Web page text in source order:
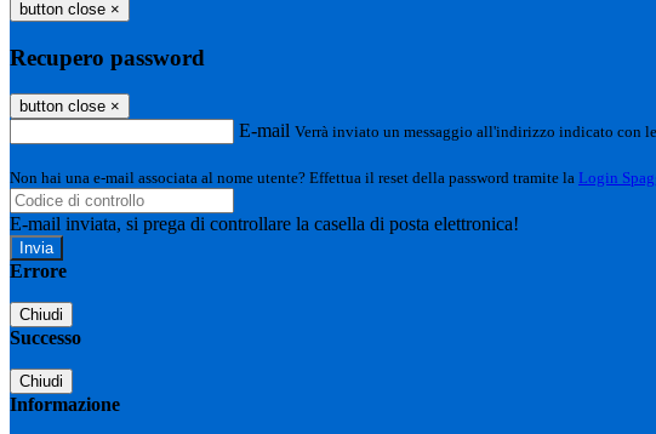
button close ×
Recupero password
button close ×
E-mail Verrà inviato un messaggio all'indirizzo indicato con
Non hai una e-mail associata al nome utente? Effettua il reset della password tramite la Login
E-mail inviata, si prega di controllare la casella di posta elettronica!
Errore
Chiudi
Successo
Chiudi
Informazione